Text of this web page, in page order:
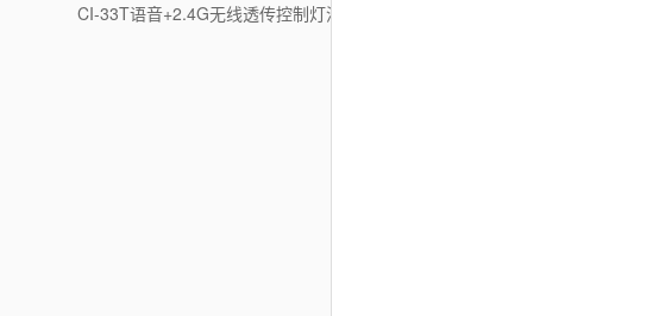
CI-33T语音+2.4G无线透传控制灯泡教程